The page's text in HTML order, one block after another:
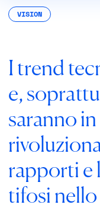
VISION
I trend
e,
saranno
rapporti e
tifosi